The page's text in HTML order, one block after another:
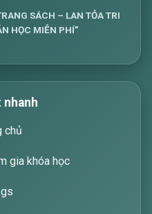
SÁCH – LAN TỎA TRI
HỌC MIỄN PHÍ”
nhanh
chủ
gia khóa học